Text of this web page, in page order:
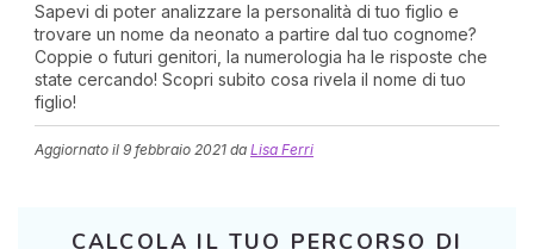
Sapevi di poter analizzare la personalità di tuo figlio e
trovare un nome da neonato a partire dal tuo cognome?
Coppie o futuri genitori, la numerologia ha le risposte che
state cercando! Scopri subito cosa rivela il nome di tuo
figlio!
Aggiornato il 9 febbraio 2021 da Lisa Ferri
CALCOLA IL TUO PERCORSO DI